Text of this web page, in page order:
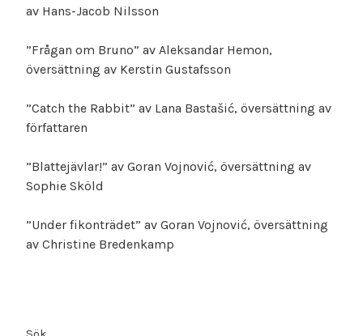
av Hans-Jacob Nilsson
”Frågan om Bruno” av Aleksandar Hemon,
översättning av Kerstin Gustafsson
”Catch the Rabbit” av Lana Bastašić, översättning av
författaren
”Blattejävlar!” av Goran Vojnović, översättning av
Sophie Sköld
”Under fikonträdet” av Goran Vojnović, översättning
av Christine Bredenkamp